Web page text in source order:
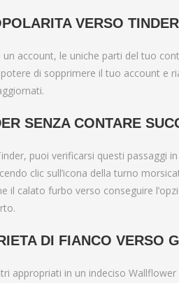
VERSO
account, le uniche parti del tuo
di sopprimere il tuo account e
SENZA CONTARE
puoi verificarsi questi passaggi
clic sull’icona della turno
il calato furbo verso conseguire
DI FIANCO VERSO
appropriati in un indeciso